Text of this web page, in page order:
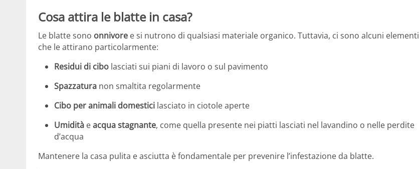
Cosa attira le blatte in casa?
Le blatte sono onnivore e si nutrono di qualsiasi materiale organico. Tuttavia, ci sono alcuni elementi
che le attirano particolarmente:
Residui di cibo lasciati sui piani di lavoro o sul pavimento
Spazzatura non smaltita regolarmente
Cibo per animali domestici lasciato in ciotole aperte
Umidità eacqua stagnante, come quella presente nei piatti lasciati nel lavandino o nelle perdite
d’acqua
Mantenere la casa pulita e asciutta è fondamentale per prevenire l’infestazione da blatte.